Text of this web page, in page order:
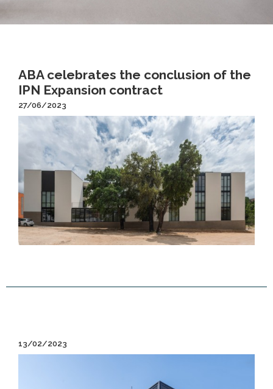
ABA celebrates the conclusion of the
IPN Expansion contract
27/06/2023
13/02/2023